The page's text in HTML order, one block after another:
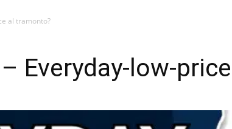
al tramonto?
Everyday-low-